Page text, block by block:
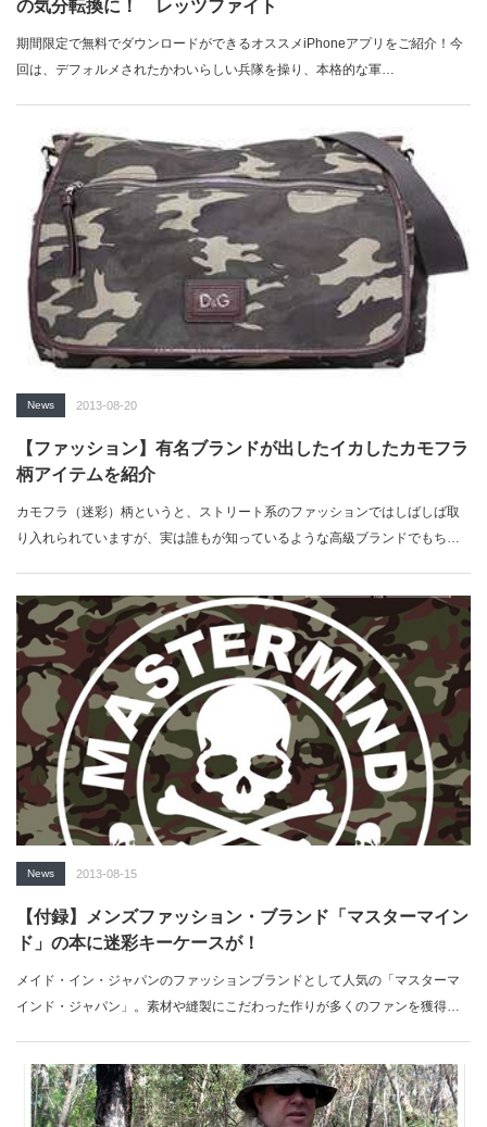
の気分転換に！ レッツファイト
期間限定で無料でダウンロードができるオススメiPhoneアプリをご紹介！今
回は、デフォルメされたかわいらしい兵隊を操り、本格的な軍…
News 2013-08-20
【ファッション】有名ブランドが出したイカしたカモフラ
柄アイテムを紹介
カモフラ（迷彩）柄というと、ストリート系のファッションではしばしば取
り入れられていますが、実は誰もが知っているような高級ブランドでもちょ
News 2013-08-15
【付録】メンズファッション・ブランド「マスターマイン
ド」の本に迷彩キーケースが！
メイド・イン・ジャパンのファッションブランドとして人気の「マスターマ
インド・ジャパン」。素材や縫製にこだわった作りが多くのファンを獲得し